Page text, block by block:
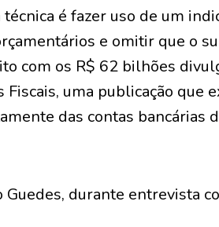
é fazer uso de um
e omitir que o
com os R$ 62 bilhões
uma publicação que
das contas bancárias
durante entrevista